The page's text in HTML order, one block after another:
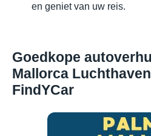
en geniet van uw reis.
Goedkope
Mallorca
FindYCar